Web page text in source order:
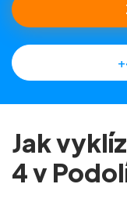
Jak
4 v